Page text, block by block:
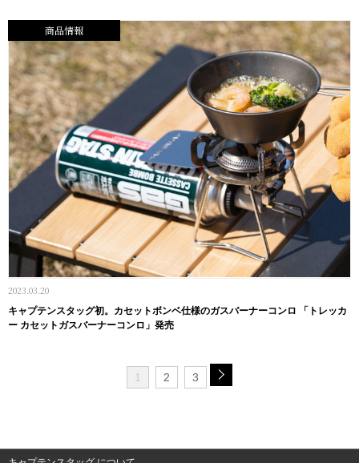
商品情報
2023.03.20
キャプテンスタッグ初。カセットボンベ仕様のガスバーナーコンロ 「トレッカ
ー カセットガスバーナーコンロ」発売
1 2 3